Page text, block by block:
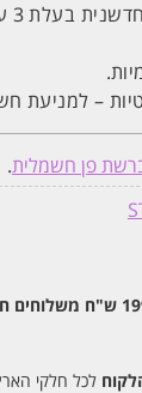
– למניעת
פן חשמלית.
משלוחים
לכל חלקי הארץ –